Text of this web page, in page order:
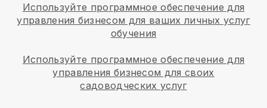
Используйте программное обеспечение для
управления бизнесом для ваших личных услуг
обучения
Используйте программное обеспечение для
управления бизнесом для своих
садоводческих услуг